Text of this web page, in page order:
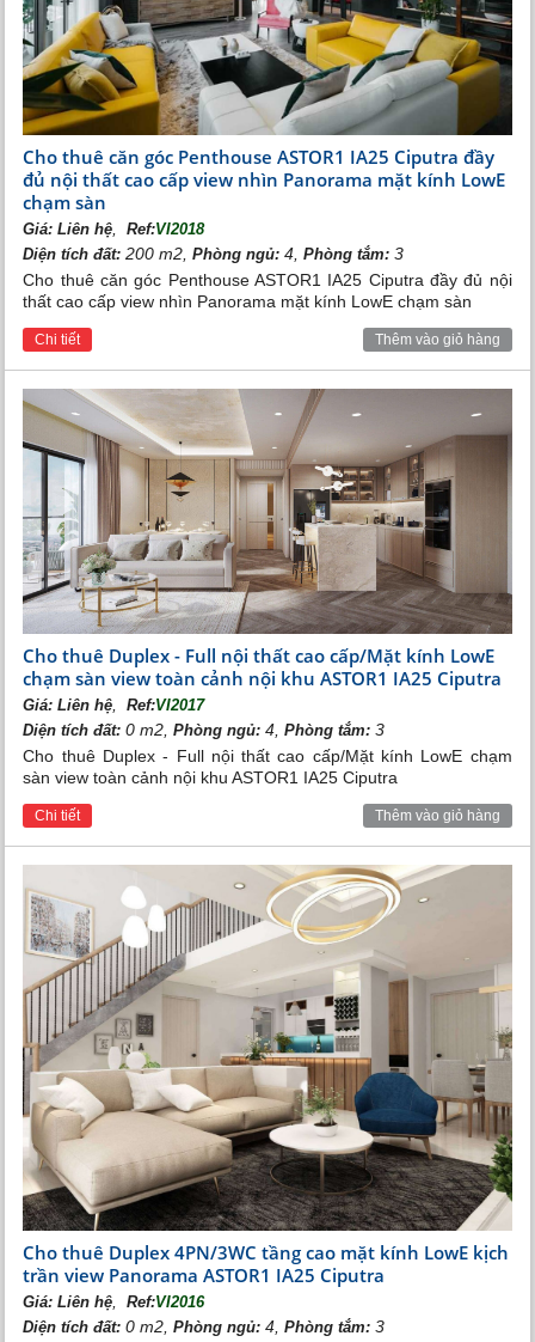
còn có trường học, bệnh viện đều theo chuẩn quốc tế
mang thương hiệu Vingroup, bể bơi, phòng tập Gym,
trung tâm thương mại Vincom Center Long Biên....
Vincom Center Long Biên
mọi nơi. Tiện ích đẳng cấp khác là vườn nướng BBQ
rộng tới 10.000 m2 ngay cạnh khu biệt thự để cư dân
thưởng thức những buổi camping cuối tuần.
Ấn tượng nhất là sân golf đẳng cấp của khu đô thị. Sân
trang bị đầy đủ các thiết bị hiện đại theo tiêu chuẩn thế
giới, thỏa mãn niềm yêu thích của những tay golf hạng
sang.
Sân golf Vinhomes Riveside
Cho thuê căn góc Penthouse ASTOR1 IA25 Ciputra đầy
đủ nội thất cao cấp view nhìn Panorama mặt kính LowE
chạm sàn
Giá:Liên hệ Ref:VI2018
Diện tích đất: 200 m2,Phòng ngủ: 4,Phòng tắm: 3
Cho thuê căn góc Penthouse ASTOR1 IA25 Ciputra đầy đủ nội
thất cao cấp view nhìn Panorama mặt kính LowE chạm sàn
Chi tiết Thêm vào giỏ hàng
Cho thuê Duplex - Full nội thất cao cấp/Mặt kính LowE
chạm sàn view toàn cảnh nội khu ASTOR1 IA25 Ciputra
Giá:Liên hệ Ref:VI2017
Diện tích đất: 0 m2,Phòng ngủ: 4,Phòng tắm: 3
Cho thuê Duplex - Full nội thất cao cấp/Mặt kính LowE chạm
sàn view toàn cảnh nội khu ASTOR1 IA25 Ciputra
Chi tiết Thêm vào giỏ hàng
Cho thuê Duplex 4PN/3WC tầng cao mặt kính LowE kịch
trần view Panorama ASTOR1 IA25 Ciputra
Giá:Liên hệ, Ref:VI2016
Diện tích đất: 0 m2,Phòng ngủ: 4,Phòng tắm: 3